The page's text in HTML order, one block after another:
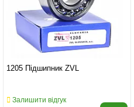
1205 Підшипник ZVL
Залишити відгук